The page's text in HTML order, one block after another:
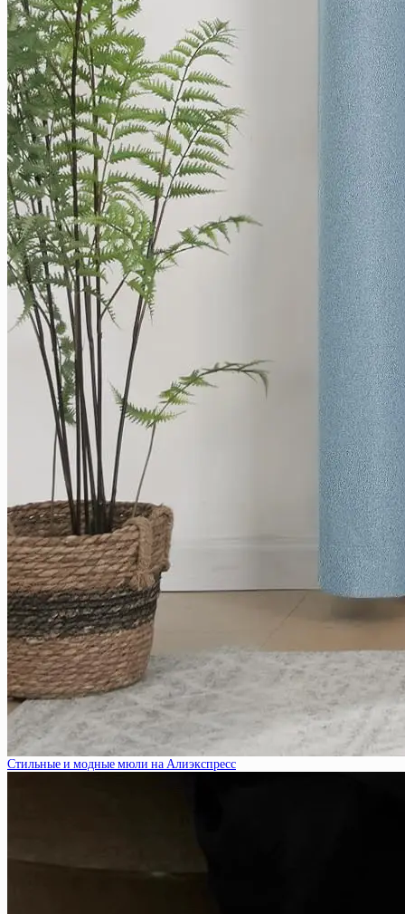
Стильные и модные мюли на Алиэкспресс